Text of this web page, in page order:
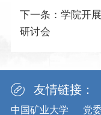
下一条： 学院开
研讨会
友情链接：
中国矿业大学 党